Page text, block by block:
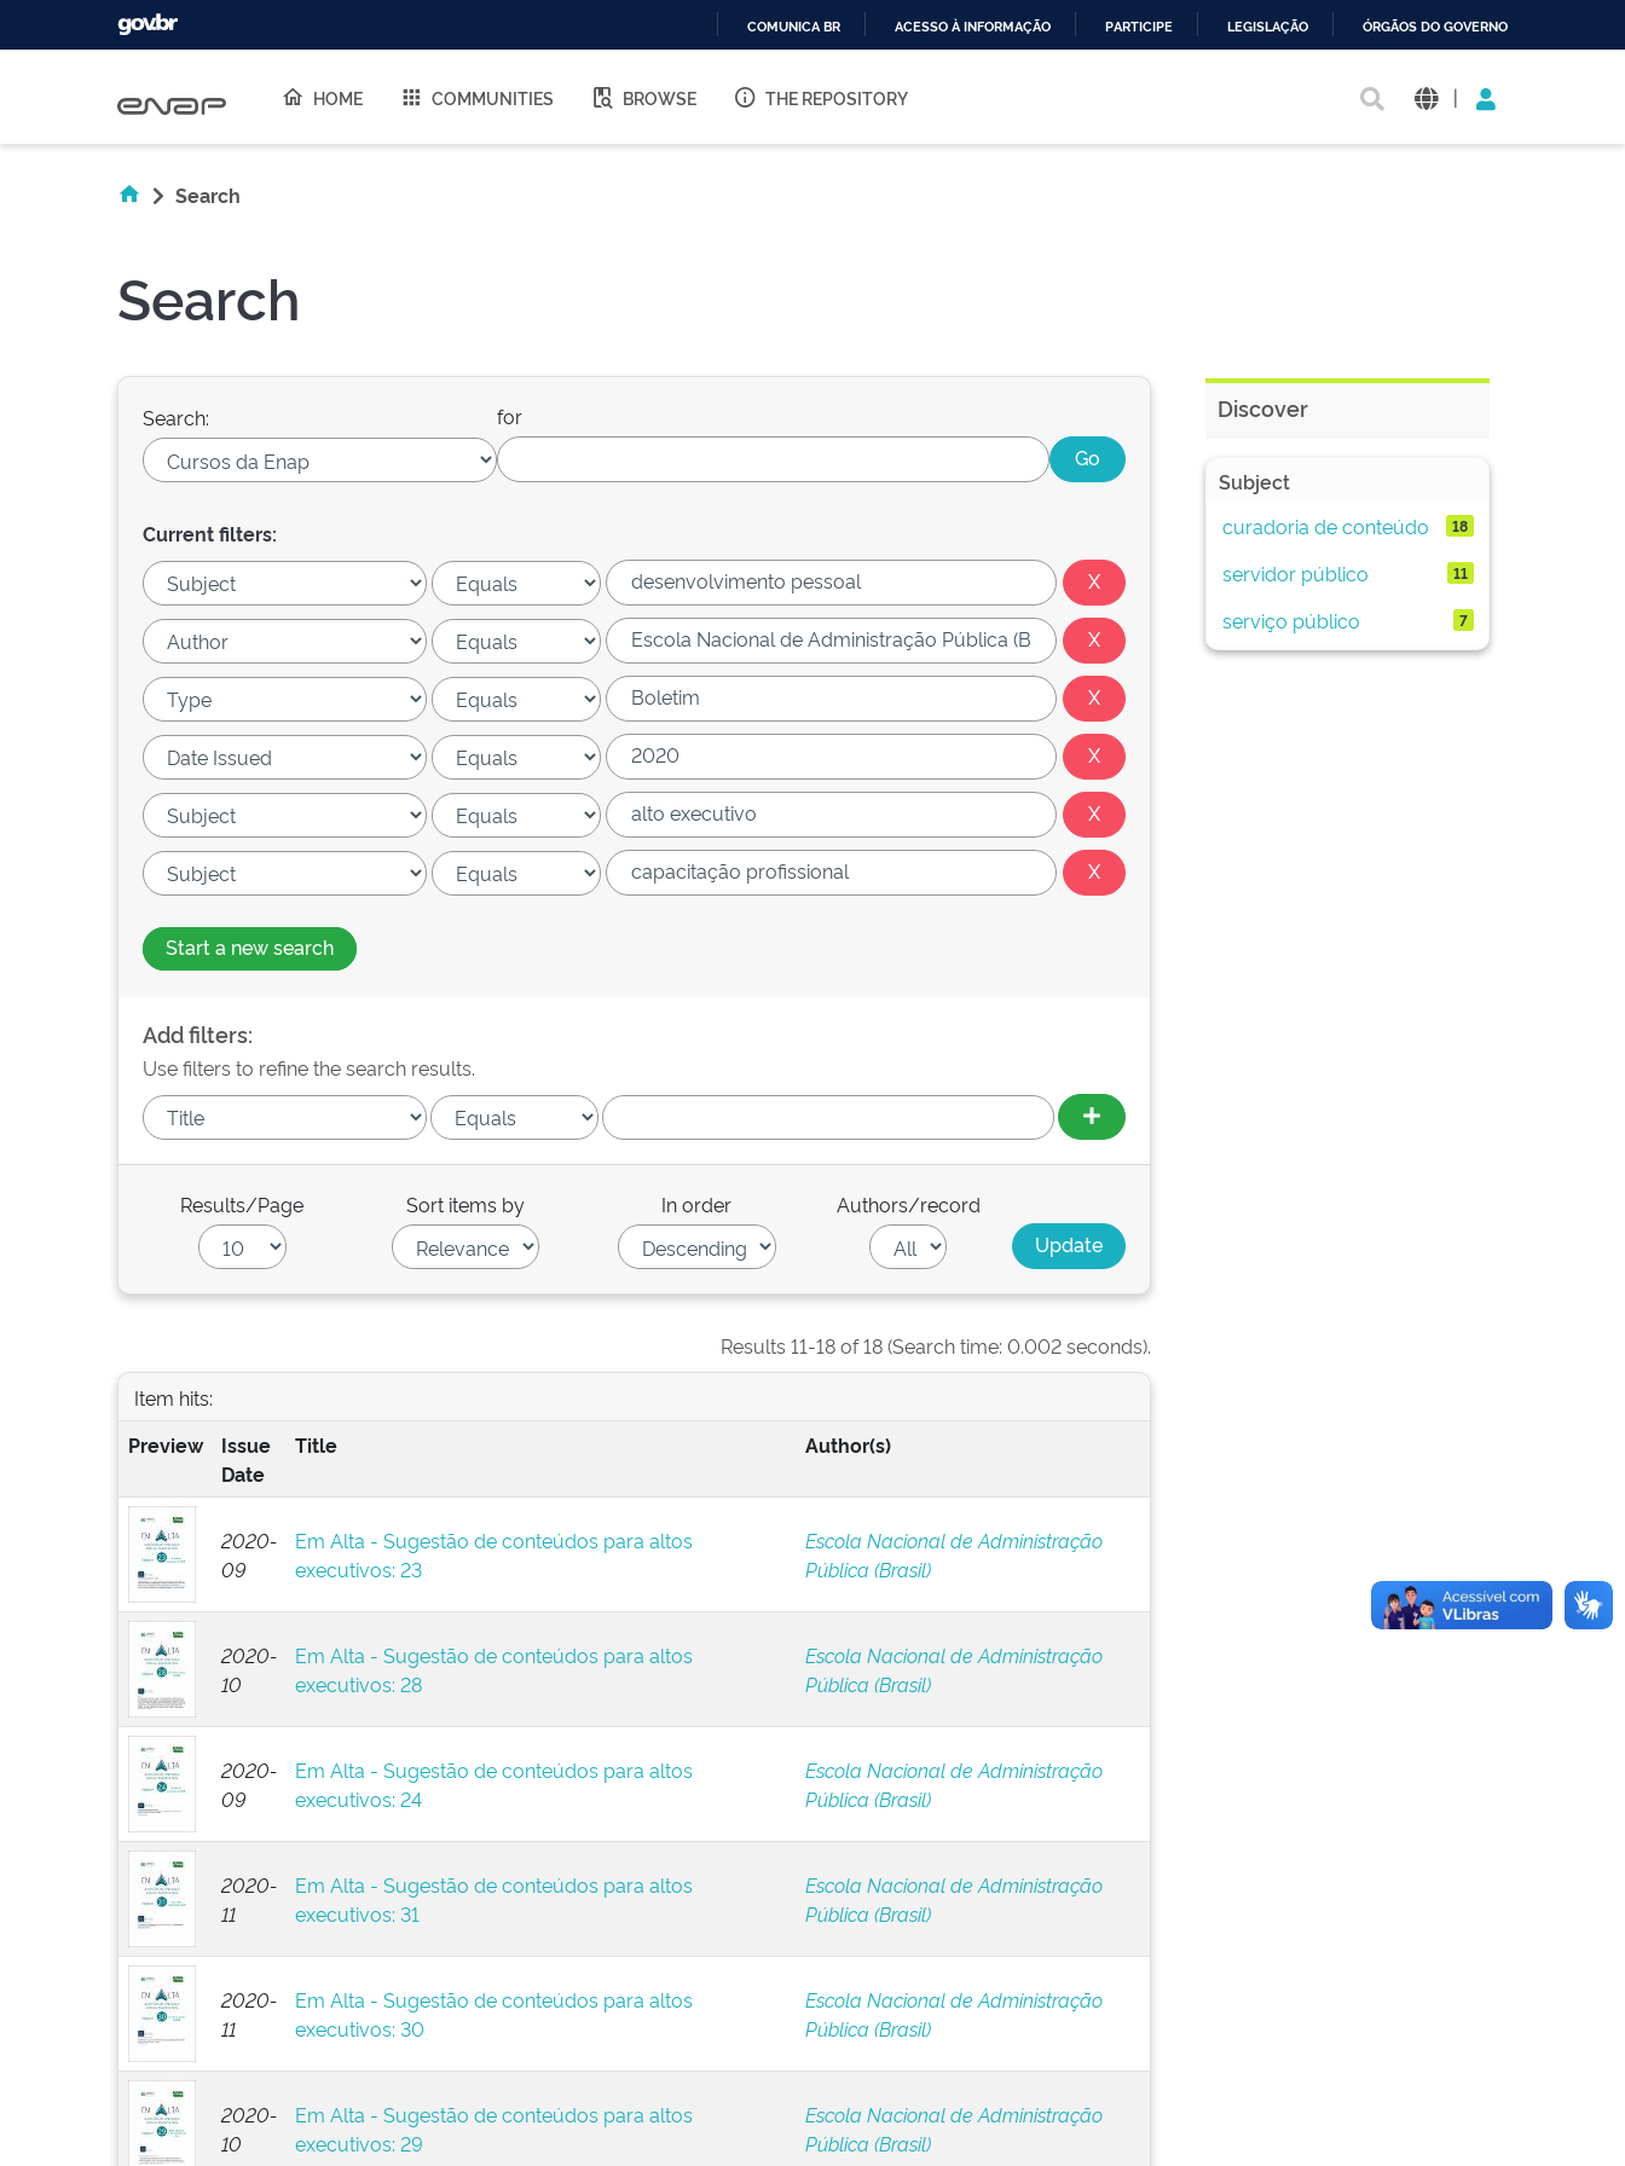
O
COMUNICA BR ACESSO À INFORMAÇÃO PARTICIPE LEGISLAÇÃO ÓRGÃOS DO GOVERNO
HOME COMMUNITIES BROWSE THE REPOSITORY |
Search
Search
Search: for
Current filters:
Start a new search
Add filters:
Use filters to refine the search results.
Results/Page Sort items by In order Authors/record
Results 11-18 of 18 (Search time: 0.002 seconds).
Item hits:
Preview
Issue
Date
Title Author(s)
2020-
09
Em Alta - Sugestão de conteúdos para altos
executivos: 23
Escola Nacional de Administração
Pública (Brasil)
2020-
10
Em Alta - Sugestão de conteúdos para altos
executivos: 28
Escola Nacional de Administração
Pública (Brasil)
2020-
09
Em Alta - Sugestão de conteúdos para altos
executivos: 24
Escola Nacional de Administração
Pública (Brasil)
2020-
11
Em Alta - Sugestão de conteúdos para altos
executivos: 31
Escola Nacional de Administração
Pública (Brasil)
2020-
11
Em Alta - Sugestão de conteúdos para altos
executivos: 30
Escola Nacional de Administração
Pública (Brasil)
2020-
10
Em Alta - Sugestão de conteúdos para altos
executivos: 29
Escola Nacional de Administração
Pública (Brasil)
Discover
Subject
curadoria de conteúdo
18
servidor público 11
serviço público 7